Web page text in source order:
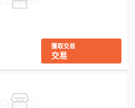
獲取交易
交易